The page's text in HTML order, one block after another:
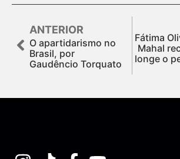
ANTERIOR
O apartidarismo no
Brasil, por
Gaudêncio Torquato
Fátima
Mahal
longe o